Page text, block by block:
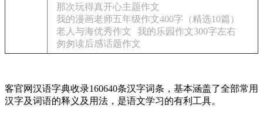
那次玩得真开心主题作文
我的漫画老师五年级作文400字（精选10篇）
老人与海优秀作文
我的乐园作文300字左右
匆匆读后感话题作文
客官网汉语字典收录160640条汉字词条，基本涵盖了全部常用
汉字及词语的释义及用法，是语文学习的有利工具。